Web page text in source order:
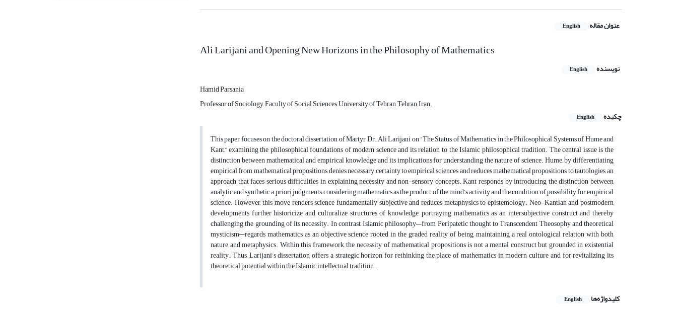
عنوان مقاله English
Ali Larijani and Opening New Horizons in the Philosophy of Mathematics
نویسنده English
Hamid Parsania
Professor of Sociology, Faculty of Social Sciences, University of Tehran, Tehran, Iran.
چکیده
English
This paper focuses on the doctoral dissertation of Martyr Dr. Ali Larijani on “The Status of Mathematics in the Philosophical Systems of Hume and
Kant,” examining the philosophical foundations of modern science and its relation to the Islamic philosophical tradition. The central issue is the
distinction between mathematical and empirical knowledge and its implications for understanding the nature of science. Hume, by differentiating
empirical from mathematical propositions, denies necessary certainty to empirical sciences and reduces mathematical propositions to tautologies, an
approach that faces serious difficulties in explaining necessity and non-sensory concepts. Kant responds by introducing the distinction between
analytic and synthetic a priori judgments, considering mathematics as the product of the mind’s activity and the condition of possibility for empirical
science. However, this move renders science fundamentally subjective and reduces metaphysics to epistemology. Neo-Kantian and postmodern
developments further historicize and culturalize structures of knowledge, portraying mathematics as an intersubjective construct and thereby
challenging the grounding of its necessity. In contrast, Islamic philosophy—from Peripatetic thought to Transcendent Theosophy and theoretical
mysticism—regards mathematics as an objective science rooted in the graded reality of being, maintaining a real ontological relation with both
nature and metaphysics. Within this framework, the necessity of mathematical propositions is not a mental construct but grounded in existential
reality. Thus, Larijani’s dissertation offers a strategic horizon for rethinking the place of mathematics in modern culture and for revitalizing its
theoretical potential within the Islamic intellectual tradition.
کلیدواژه‌ها English